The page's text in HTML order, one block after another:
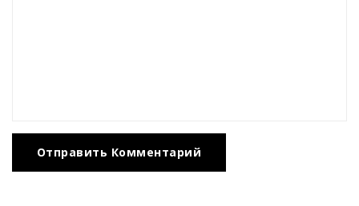
Отправить Комментарий